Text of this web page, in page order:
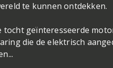
te kunnen ontdekken.
tocht geïnteresseerde
die de elektrisch